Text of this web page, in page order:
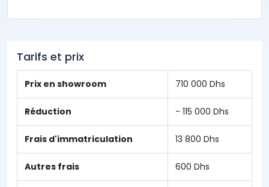
Tarifs et prix
Prix en showroom 710 000 Dhs
Réduction - 115 000 Dhs
Frais d'immatriculation 13 800 Dhs
Autres frais 600 Dhs